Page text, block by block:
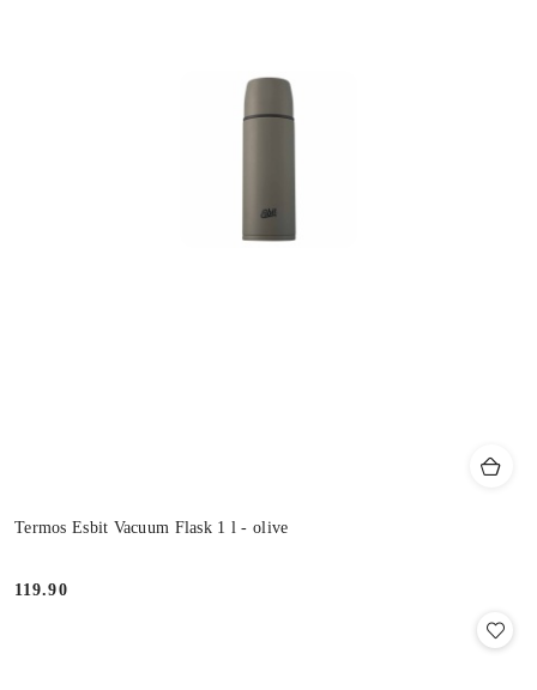
Termos Esbit Vacuum Flask 1 l - olive
Cena:
119.90